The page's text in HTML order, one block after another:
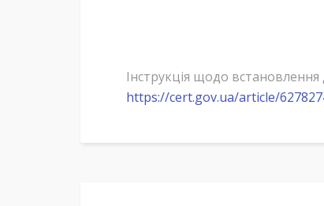
Інструкція щодо
https://cert.gov.ua/article/